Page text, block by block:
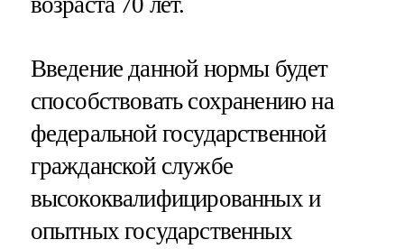
Введение данной нормы будет
способствовать сохранению на
федеральной государственной
гражданской службе
высококвалифицированных и
опытных государственных